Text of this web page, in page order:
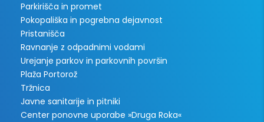
Parkirišča in promet
Pokopališka in pogrebna dejavnost
Pristanišča
Ravnanje z odpadnimi vodami
Urejanje parkov in parkovnih površin
Plaža Portorož
Tržnica
Javne sanitarije in pitniki
Center ponovne uporabe »Druga Roka«